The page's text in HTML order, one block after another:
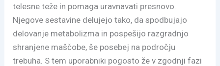
telesne teže in pomaga uravnavati presnovo.
Njegove sestavine delujejo tako, da spodbujajo
delovanje metabolizma in pospešijo razgradnjo
shranjene maščobe, še posebej na področju
trebuha. S tem uporabniki pogosto že v zgodnji fazi